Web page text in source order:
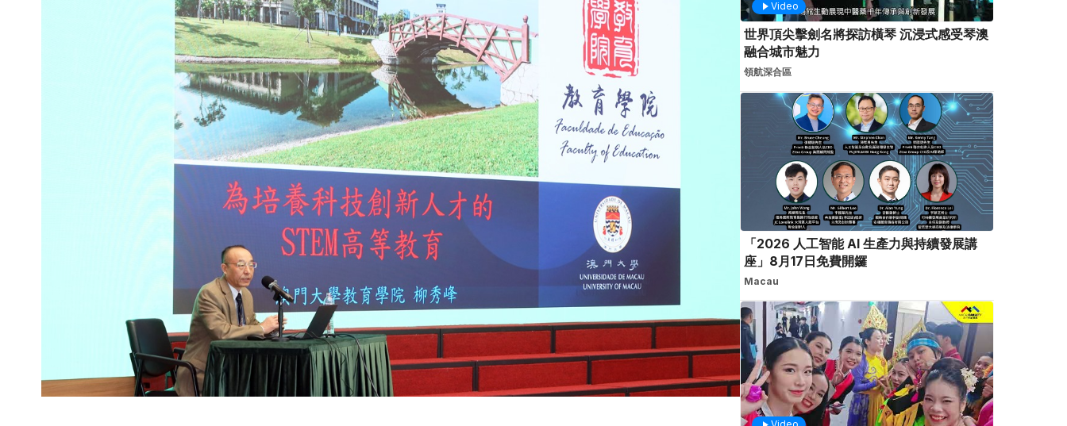
Video
世界頂尖擊劍名將探訪橫琴 沉浸式感受琴澳
融合城市魅力
領航深合區
「2026 人工智能 AI 生產力與持續發展講
座」8月17日免費開鑼
Macau